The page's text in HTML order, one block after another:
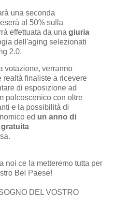
una seconda
al 50% sulla
effettuata da una giuria
dell'aging selezionati
2.0.
votazione, verranno
finaliste a ricevere
di esposizione ad
palcoscenico con oltre
e la possibilità di
ed un anno di
noi ce la metteremo tutta per
Bel Paese!
DEL VOSTRO